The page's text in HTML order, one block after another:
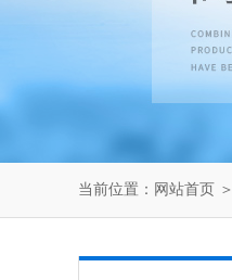
当前位置： 网站首页 ＞